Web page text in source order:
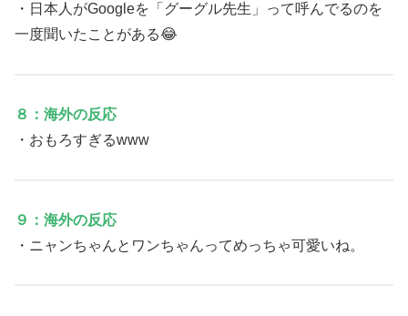
・日本人がGoogleを「グーグル先生」って呼んでるのを
一度聞いたことがある😂
８：海外の反応
・おもろすぎるwww
９：海外の反応
・ニャンちゃんとワンちゃんってめっちゃ可愛いね。